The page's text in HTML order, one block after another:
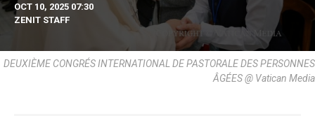
OCT 10, 2025 07:30
ZENIT STAFF
DEUXIÈME CONGRÉS INTERNATIONAL DE PASTORALE DES PERSONNES
ÂGÉES @ Vatican Media